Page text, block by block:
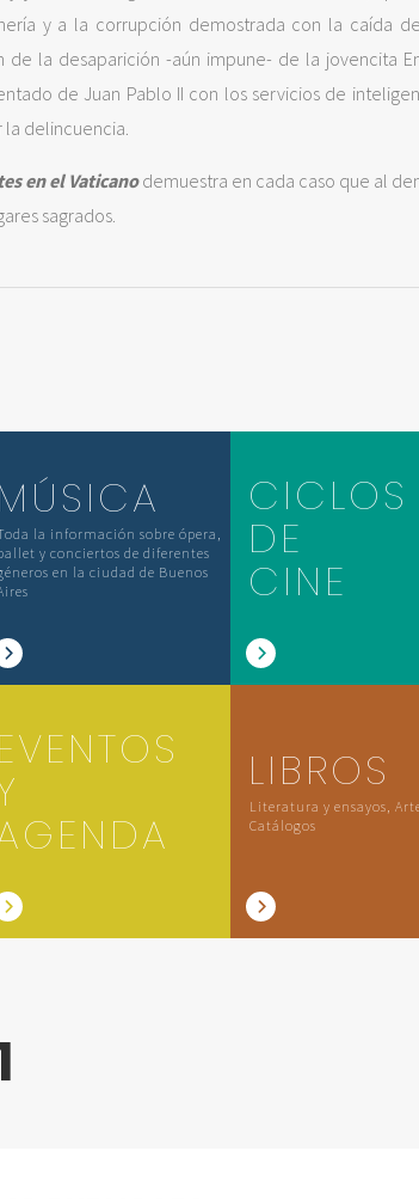
y a la corrupción demostrada con la caída
de la desaparición -aún impune- de la jovencita
de Juan Pablo II con los servicios de
delincuencia.
en el Vaticanodemuestra en cada caso que al
sagrados.
MÚSICA
la información sobre ópera,
y conciertos de diferentes
en la ciudad de Buenos
CICLOS
DE
CINE
EVENTOS LIBROS
Literatura y ensayos,
Catálogos